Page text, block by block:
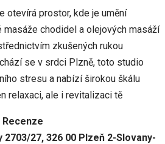
otevírá prostor, kde je umění
masáže chodidel a olejových masáží
zkušených rukou
se v srdci Plzně, toto studio
stresu a nabízí širokou škálu
relaxaci, ale i revitalizaci tě
2703/27, 326 00 Plzeň 2-Slovany-